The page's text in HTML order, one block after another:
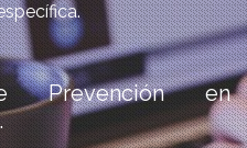
Prevención en